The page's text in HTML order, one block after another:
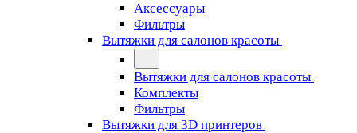
Аксессуары
Фильтры
Вытяжки для салонов красоты
Вытяжки для салонов красоты
Комплекты
Фильтры
Вытяжки для 3D принтеров